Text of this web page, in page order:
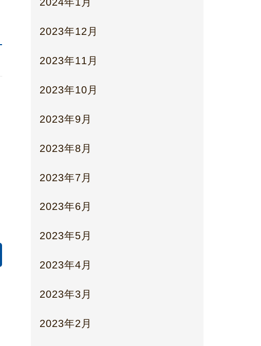
2023年12月
2023年11月
2023年10月
2023年9月
2023年8月
2023年7月
2023年6月
2023年5月
2023年4月
2023年3月
2023年2月